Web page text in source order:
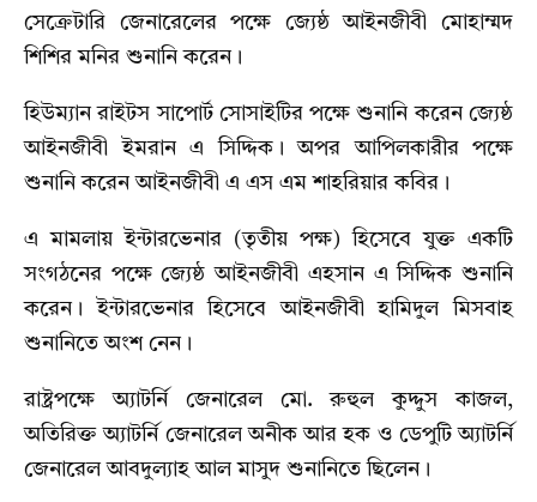
সেক্রেটারি জেনারেলের পক্ষে জ্যেষ্ঠ আইনজীবী মোহাম্মদ
শিশির মনির শুনানি করেন।
হিউম্যান রাইটস সাপোর্ট সোসাইটির পক্ষে শুনানি করেন জ্যেষ্ঠ
আইনজীবী ইমরান এ সিদ্দিক। অপর আপিলকারীর পক্ষে
শুনানি করেন আইনজীবী এ এস এম শাহরিয়ার কবির।
এ মামলায় ইন্টারভেনার (তৃতীয় পক্ষ) হিসেবে যুক্ত একটি
সংগঠনের পক্ষে জ্যেষ্ঠ আইনজীবী এহসান এ সিদ্দিক শুনানি
করেন। ইন্টারভেনার হিসেবে আইনজীবী হামিদুল মিসবাহ
শুনানিতে অংশ নেন।
রাষ্ট্রপক্ষে অ্যাটর্নি জেনারেল মো. রুহুল কুদ্দুস কাজল,
অতিরিক্ত অ্যাটর্নি জেনারেল অনীক আর হক ও ডেপুটি অ্যাটর্নি
জেনারেল আবদুল্যাহ আল মাসুদ শুনানিতে ছিলেন।